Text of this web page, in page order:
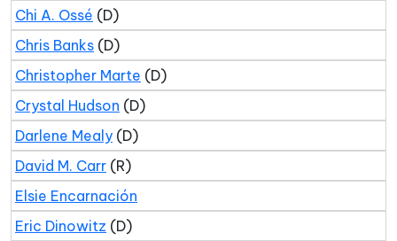
Chi A. Ossé (D)
Chris Banks (D)
Christopher Marte (D)
Crystal Hudson (D)
Darlene Mealy (D)
David M. Carr (R)
Elsie Encarnación
Eric Dinowitz (D)